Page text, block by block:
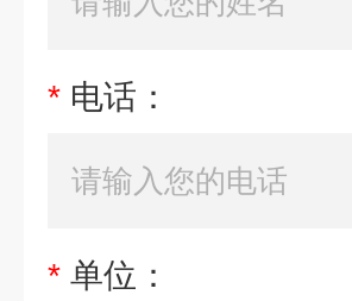
* 电话：
* 单位：